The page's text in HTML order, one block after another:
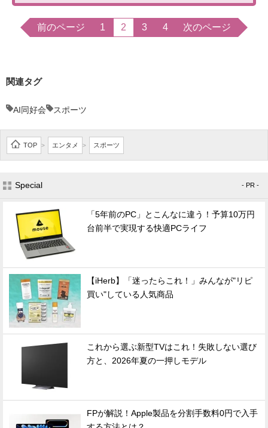
前のページ 1 2 3 4 次のページ
関連タグ
AI同好会 スポーツ
TOP > エンタメ > スポーツ
Special - PR -
「5年前のPC」とこんなに違う！予算10万円
台前半で実現する快適PCライフ
【iHerb】「迷ったらこれ！」みんなが"リピ
買い"している人気商品
これから選ぶ新型TVはこれ！失敗しない選び
方と、2026年夏の一押しモデル
FPが解説！Apple製品を分割手数料0円で入手